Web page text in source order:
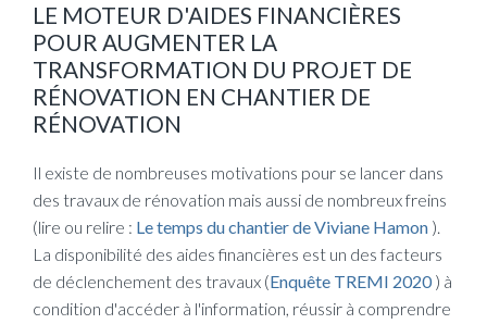
LE MOTEUR D'AIDES FINANCIÈRES
POUR AUGMENTER LA
TRANSFORMATION DU PROJET DE
RÉNOVATION EN CHANTIER DE
RÉNOVATION
Il existe de nombreuses motivations pour se lancer dans
des travaux de rénovation mais aussi de nombreux freins
(lire ou relire : Le temps du chantier de Viviane Hamon (opens
).
La disponibilité des aides financières est un des facteurs
de déclenchement des travaux (Enquête TREMI 2020 ) à
condition d'accéder à l'information, réussir à comprendre